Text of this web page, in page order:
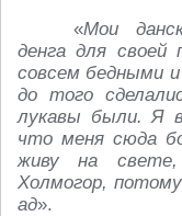
«Мои
денга для
совсем бедными и
до того
лукавы были. Я
что меня сюда
живу на
Холмогор,
ад».